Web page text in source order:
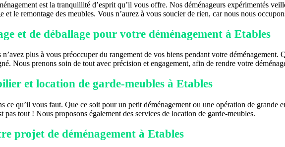
est la tranquillité d’esprit qu’il vous offre. Nos déménageurs expérimentés
et le remontage des meubles. Vous n’aurez à vous soucier de rien, car nous nous
et de déballage pour votre déménagement à Etables
plus à vous préoccuper du rangement de vos biens pendant votre déménagement.
Nous prenons soin de tout avec précision et engagement, afin de rendre votre
et location de garde-meubles à Etables
ce qu’il vous faut. Que ce soit pour un petit déménagement ou une opération de grande
pas tout ! Nous proposons également des services de location de garde-meubles.
projet de déménagement à Etables